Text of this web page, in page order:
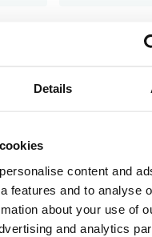
Details
content and
features and to analyse
about your use of
and analytics
Van onze klanten